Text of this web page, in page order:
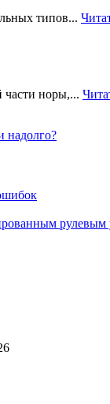
типов...
части норы,...
надолго?
рулевым